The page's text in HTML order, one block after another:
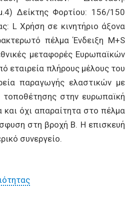
Δείκτης Φορτίου: 156/150
L Χρήση σε κινητήριο άξονα
πέλμα Ένδειξη M+S
μεταφορές Ευρωπαϊκών
εταιρεία πλήρους μέλους του
παραγωγής ελαστικών με
τοποθέτησης στην ευρωπαϊκή
και όχι απαραίτητα στο πέλμα
στη βροχή Β. Η επισκευή
συνεργείο.